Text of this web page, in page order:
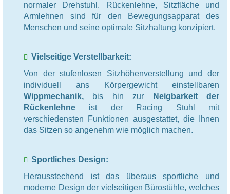
normaler Drehstuhl. Rückenlehne, Sitzfläche und
Armlehnen sind für den Bewegungsapparat des
Menschen und seine optimale Sitzhaltung konzipiert.
Vielseitige Verstellbarkeit:
Von der stufenlosen Sitzhöhenverstellung und der
individuell ans Körpergewicht einstellbaren
Wippmechanik, bis hin zur
Neigbarkeit der
Rückenlehne ist der Racing Stuhl mit
verschiedensten Funktionen ausgestattet, die Ihnen
das Sitzen so angenehm wie möglich machen.
Sportliches Design:
Herausstechend ist das überaus sportliche und
moderne Design der vielseitigen Bürostühle, welches